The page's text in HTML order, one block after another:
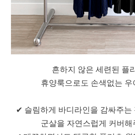
흔하지 않은 세련된 플
휴양룩으로도 손색없는 우
✔ 슬림하게 바디라인을 감싸주는
군살을 자연스럽게 커버해